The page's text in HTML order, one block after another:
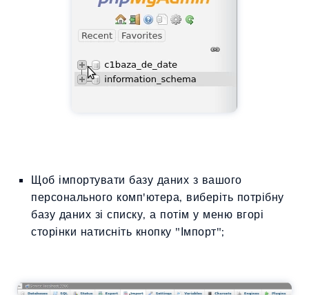
Щоб імпортувати базу даних з вашого
персонального комп'ютера, виберіть потрібну
базу даних зі списку, а потім у меню вгорі
сторінки натисніть кнопку "Імпорт";